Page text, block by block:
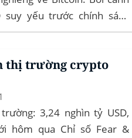
yếu trước chính sách
đầu tư tìm đến vàng và
ẩn” mới. Sự kiện Chi tiết
thị trường crypto
3,24 nghìn tỷ USD,
hôm qua Chỉ số Fear &